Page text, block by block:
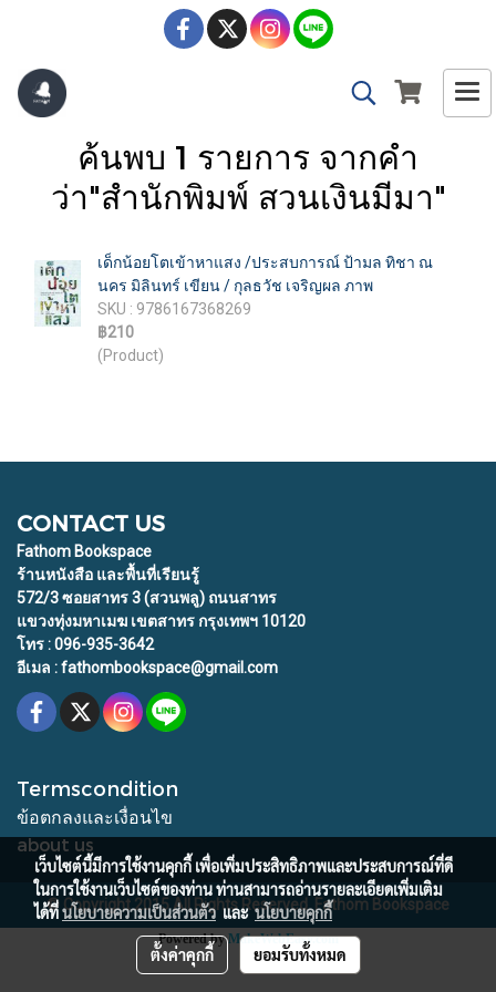
ค้นพบ 1 รายการ จากคำ
ว่า"สำนักพิมพ์ สวนเงินมีมา"
เด็กน้อยโตเข้าหาแสง /ประสบการณ์ ป้ามล ทิชา ณ
นคร มิลินทร์ เขียน / กุลธวัช เจริญผล ภาพ
SKU : 9786167368269
฿210
(Product)
CONTACT US
Fathom Bookspace
ร้านหนังสือ และพื้นที่เรียนรู้
572/3 ซอยสาทร 3 (สวนพลู) ถนนสาทร
แขวงทุ่งมหาเมฆ เขตสาทร กรุงเทพฯ 10120
โทร : 096-935-3642
อีเมล : fathombookspace@gmail.com
Termscondition
ข้อตกลงและเงื่อนไข
about us
© Copyright 2015 All Rights Reserved. Fathom Bookspace
Powered byMakeWebEasy.com
เว็บไซต์นี้มีการใช้งานคุกกี้ เพื่อเพิ่มประสิทธิภาพและประสบการณ์ที่ดี
ในการใช้งานเว็บไซต์ของท่าน ท่านสามารถอ่านรายละเอียดเพิ่มเติม
ได้ที่นโยบายความเป็นส่วนตัวและนโยบายคุกกี้
ตั้งค่าคุกกี้ ยอมรับทั้งหมด